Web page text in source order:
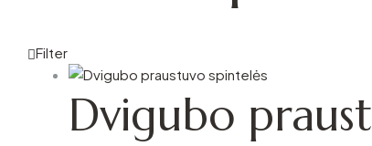
Filter
Dvigubo